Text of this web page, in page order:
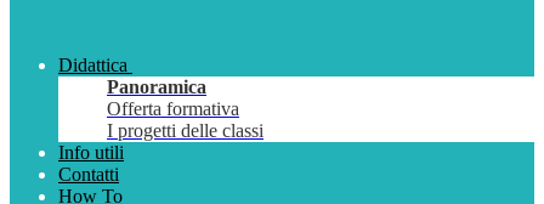
Didattica
Panoramica
Offerta formativa
I progetti delle classi
Info utili
Contatti
How To